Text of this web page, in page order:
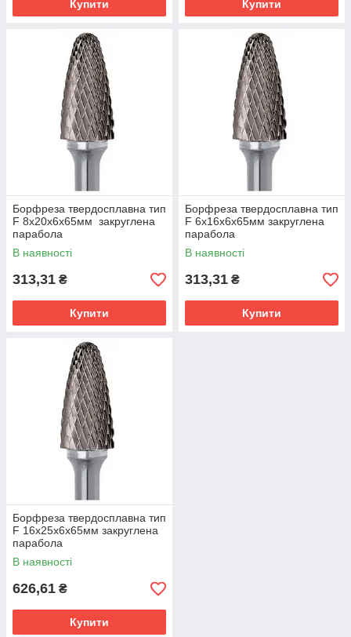
Купити Купити
Борфреза твердосплавна тип
F 8х20х6х65мм закруглена
парабола
В наявності
313,31 ₴
Купити
Борфреза твердосплавна тип
F 6х16х6х65мм закруглена
парабола
В наявності
313,31 ₴
Купити
Борфреза твердосплавна тип
F 16х25х6х65мм закруглена
парабола
В наявності
626,61 ₴
Купити